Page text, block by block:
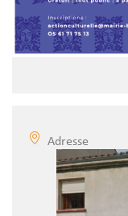
Adresse